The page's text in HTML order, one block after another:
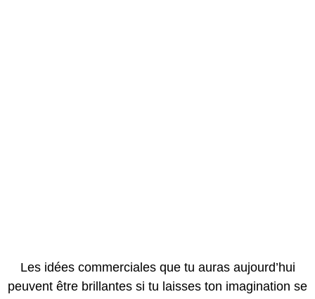
Les idées commerciales que tu auras aujourd’hui
peuvent être brillantes si tu laisses ton imagination se